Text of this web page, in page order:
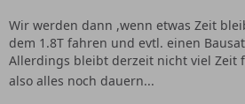
Wir werden dann ,wenn etwas Zeit
dem 1.8T fahren und evtl. einen
Allerdings bleibt derzeit nicht viel Zeit
also alles noch dauern...